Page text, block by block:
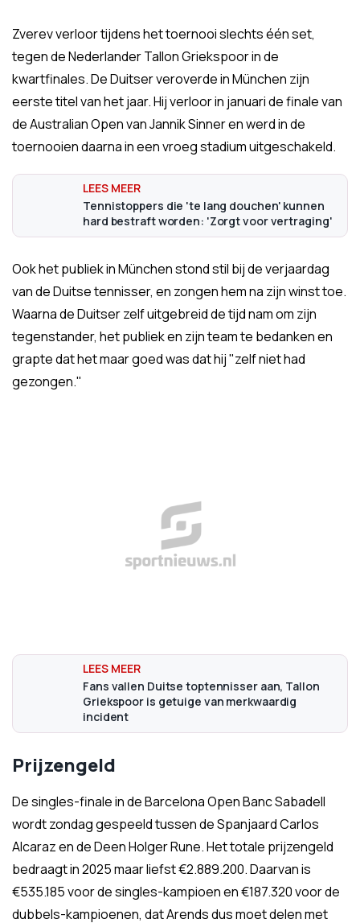
Zverev verloor tijdens het toernooi slechts één set,
tegen de Nederlander Tallon Griekspoor in de
kwartfinales. De Duitser veroverde in München zijn
eerste titel van het jaar. Hij verloor in januari de finale van
de Australian Open van Jannik Sinner en werd in de
toernooien daarna in een vroeg stadium uitgeschakeld.
Tennistoppers die 'te lang douchen' kunnen
hard bestraft worden: 'Zorgt voor vertraging'
Ook het publiek in München stond stil bij de verjaardag
van de Duitse tennisser, en zongen hem na zijn winst toe.
Waarna de Duitser zelf uitgebreid de tijd nam om zijn
tegenstander, het publiek en zijn team te bedanken en
grapte dat het maar goed was dat hij "zelf niet had
gezongen."
Fans vallen Duitse toptennisser aan, Tallon
Griekspoor is getuige van merkwaardig
incident
Prijzengeld
De singles-finale in de Barcelona Open Banc Sabadell
wordt zondag gespeeld tussen de Spanjaard Carlos
Alcaraz en de Deen Holger Rune. Het totale prijzengeld
bedraagt in 2025 maar liefst €2.889.200. Daarvan is
€535.185 voor de singles-kampioen en €187.320 voor de
dubbels-kampioenen, dat Arends dus moet delen met